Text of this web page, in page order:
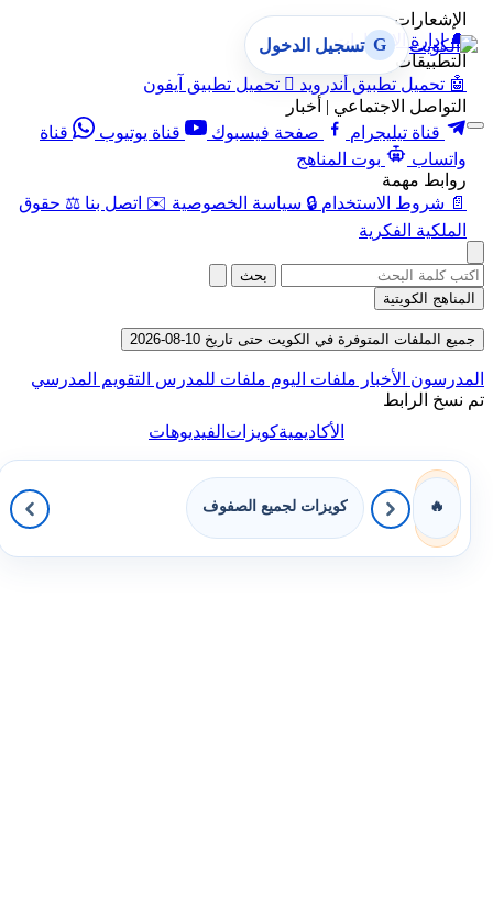
الإشعارات
🔔 إدارة الإشعارات
التطبيقات
🤖 تحميل تطبيق أندرويد 
تحميل تطبيق آيفون
التواصل الاجتماعي | أخبار
قناة تيليجرام
صفحة فيسبوك قناة يوتيوب
قناة
واتساب
بوت المناهج
روابط مهمة
📄
شروط الاستخدام 🔒 سياسة الخصوصية ✉️ اتصل بنا ⚖️ حقوق
الملكية الفكرية
G تسجيل الدخول
بحث
المناهج الكويتية
جميع الملفات المتوفرة في الكويت حتى تاريخ 10-08-2026
المدرسونالأخبار ملفات اليومملفات للمدرس التقويم المدرسي
تم نسخ الرابط
الأكاديميةكويزاتالفيديوهات
🔥 كويزات لجميع الصفوف